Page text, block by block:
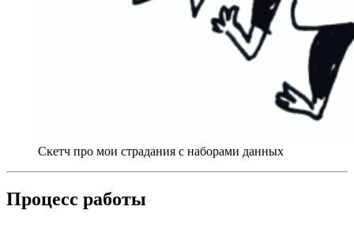
Скетч про мои страдания с наборами данных
Процесс работы